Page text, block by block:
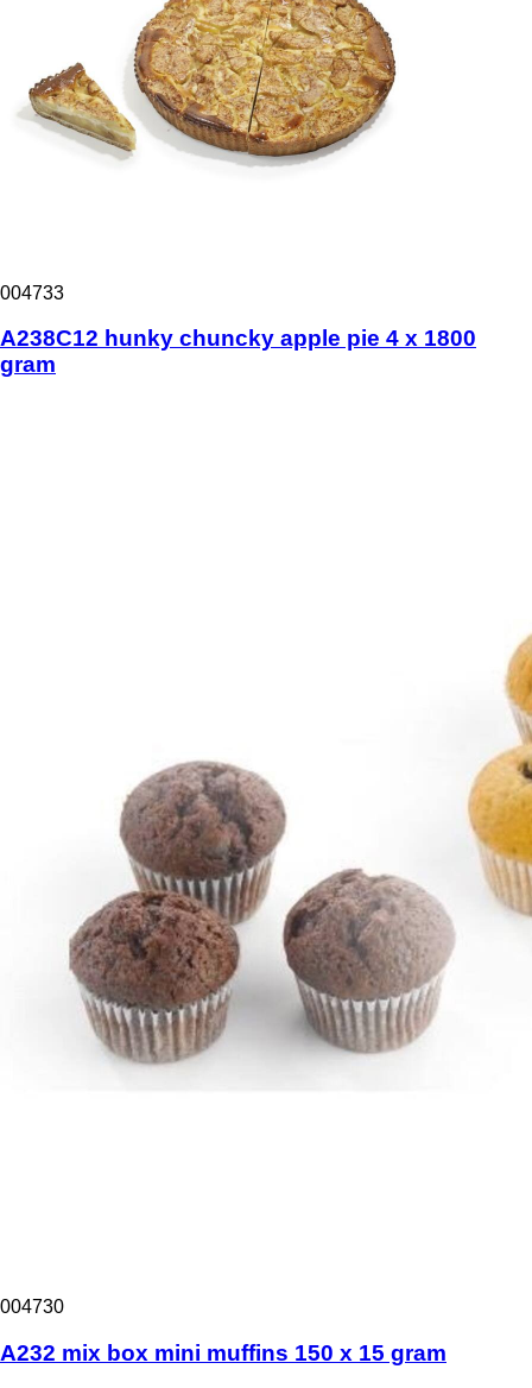
004733
A238C12 hunky chuncky apple pie 4 x 1800
gram
004730
A232 mix box mini muffins 150 x 15 gram